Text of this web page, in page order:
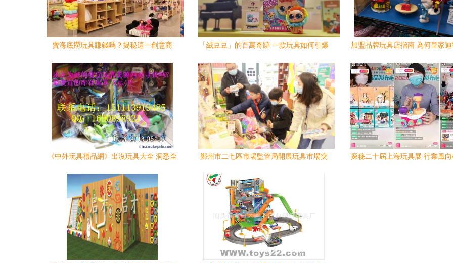
賣海底撈玩具賺錢嗎？揭秘這一創意商
「絨豆豆」的百萬奇跡 一款玩具如何引爆
加盟品牌玩具店指南 為何皇家
《中外玩具禮品網》出沒玩具大全 洞悉全
鄭州市二七區市場監管局開展玩具市場突
探秘二十屆上海玩具展 行業風